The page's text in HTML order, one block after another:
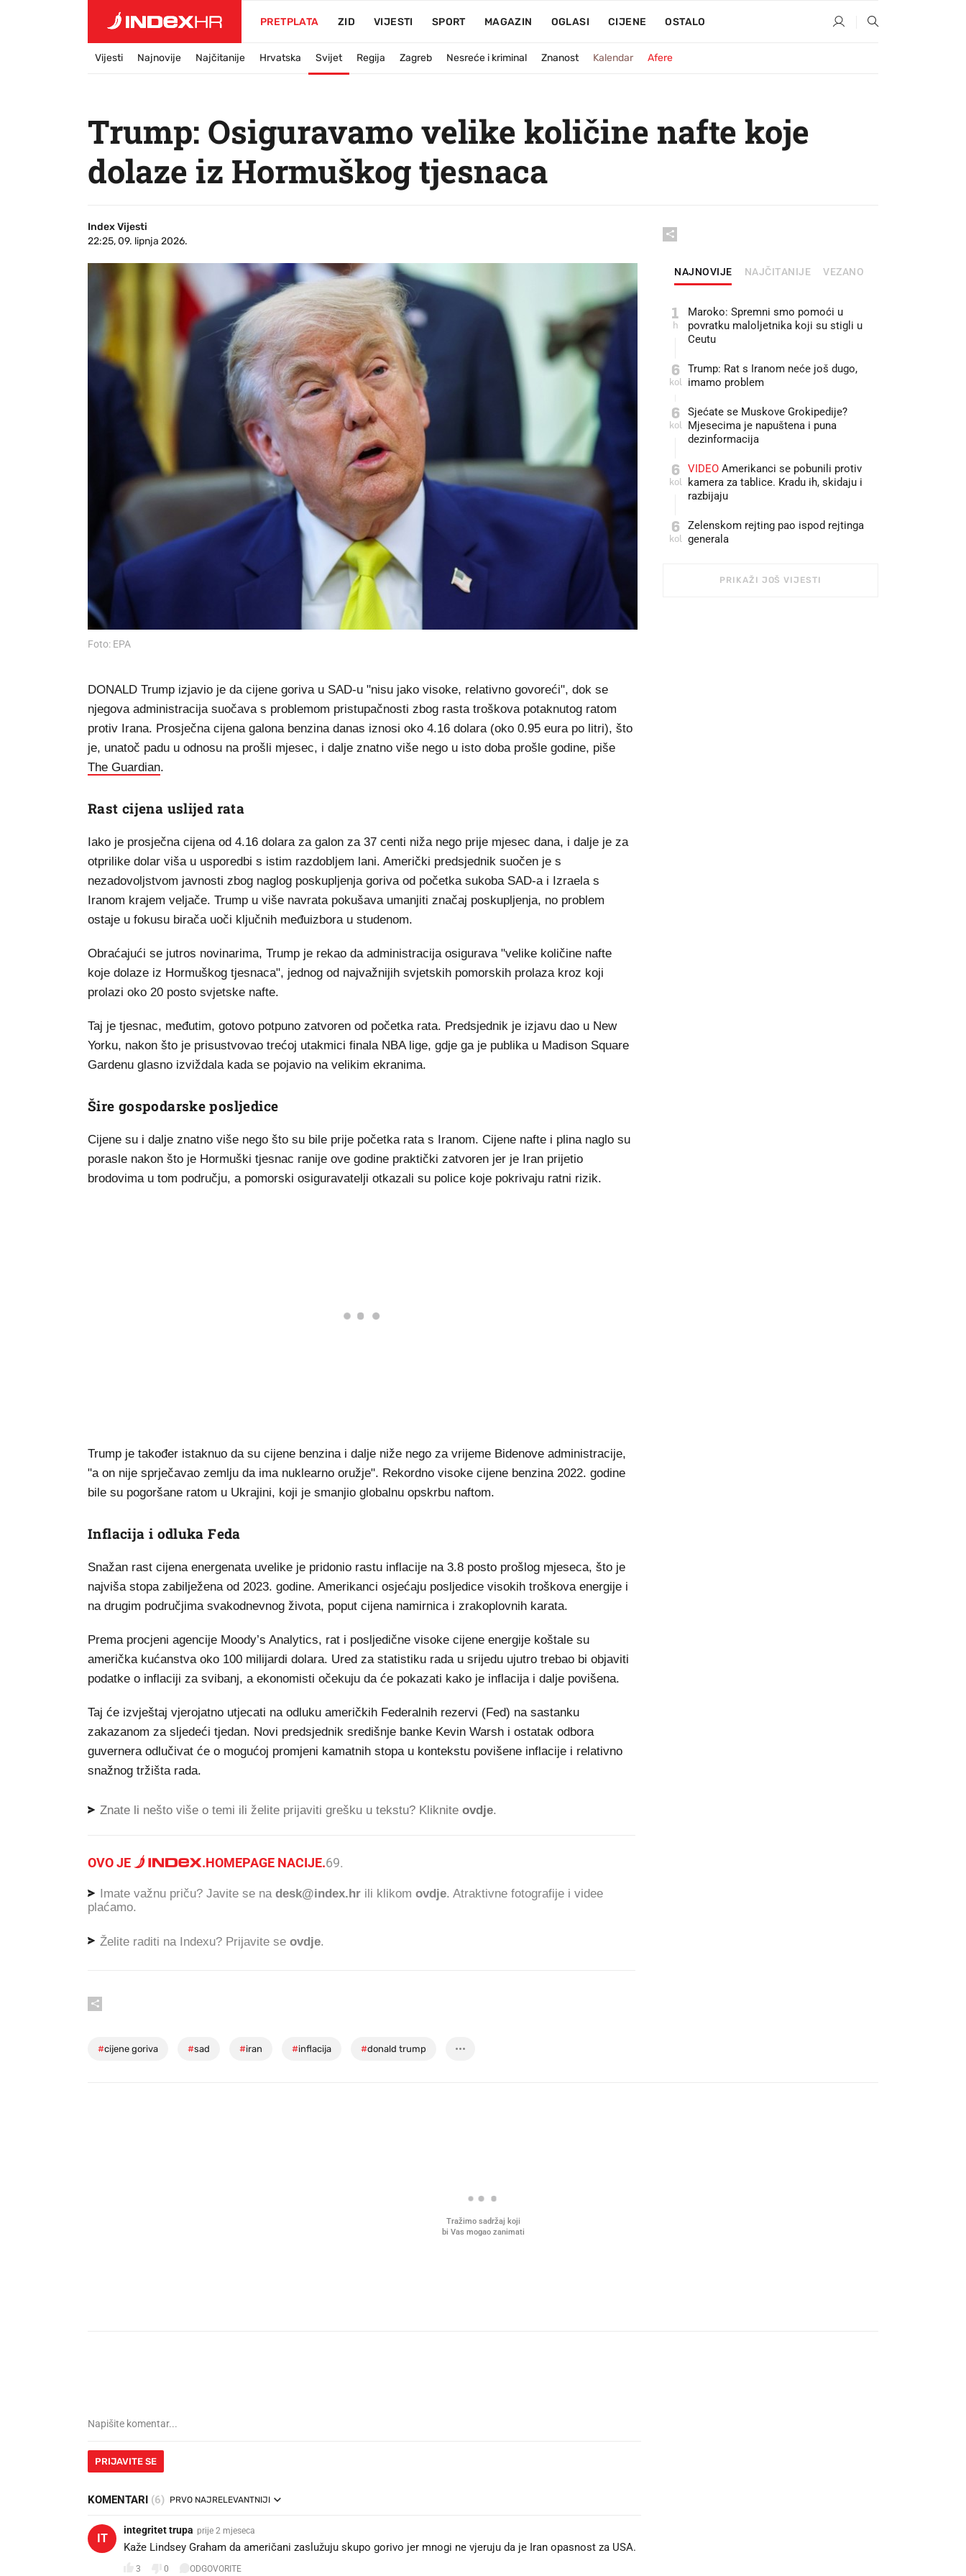
PRETPLATA ZID VIJESTI SPORT MAGAZIN OGLASI CIJENE OSTALO
Vijesti Najnovije Najčitanije Hrvatska Svijet Regija Zagreb Nesreće i kriminal Znanost Kalendar Afere
Trump: Osiguravamo velike količine nafte koje
dolaze iz Hormuškog tjesnaca
Index Vijesti
22:25, 09. lipnja 2026.
Foto: EPA
DONALD Trump izjavio je da cijene goriva u SAD-u "nisu jako visoke, relativno govoreći", dok se
njegova administracija suočava s problemom pristupačnosti zbog rasta troškova potaknutog ratom
protiv Irana. Prosječna cijena galona benzina danas iznosi oko 4.16 dolara (oko 0.95 eura po litri), što
je, unatoč padu u odnosu na prošli mjesec, i dalje znatno više nego u isto doba prošle godine, piše
The Guardian.
Rast cijena uslijed rata
Iako je prosječna cijena od 4.16 dolara za galon za 37 centi niža nego prije mjesec dana, i dalje je za
otprilike dolar viša u usporedbi s istim razdobljem lani. Američki predsjednik suočen je s
nezadovoljstvom javnosti zbog naglog poskupljenja goriva od početka sukoba SAD-a i Izraela s
Iranom krajem veljače. Trump u više navrata pokušava umanjiti značaj poskupljenja, no problem
ostaje u fokusu birača uoči ključnih međuizbora u studenom.
Obraćajući se jutros novinarima, Trump je rekao da administracija osigurava "velike količine nafte
koje dolaze iz Hormuškog tjesnaca", jednog od najvažnijih svjetskih pomorskih prolaza kroz koji
prolazi oko 20 posto svjetske nafte.
Taj je tjesnac, međutim, gotovo potpuno zatvoren od početka rata. Predsjednik je izjavu dao u New
Yorku, nakon što je prisustvovao trećoj utakmici finala NBA lige, gdje ga je publika u Madison Square
Gardenu glasno izviždala kada se pojavio na velikim ekranima.
Šire gospodarske posljedice
Cijene su i dalje znatno više nego što su bile prije početka rata s Iranom. Cijene nafte i plina naglo su
porasle nakon što je Hormuški tjesnac ranije ove godine praktički zatvoren jer je Iran prijetio
brodovima u tom području, a pomorski osiguravatelji otkazali su police koje pokrivaju ratni rizik.
Trump je također istaknuo da su cijene benzina i dalje niže nego za vrijeme Bidenove administracije,
"a on nije sprječavao zemlju da ima nuklearno oružje". Rekordno visoke cijene benzina 2022. godine
bile su pogoršane ratom u Ukrajini, koji je smanjio globalnu opskrbu naftom.
Inflacija i odluka Feda
Snažan rast cijena energenata uvelike je pridonio rastu inflacije na 3.8 posto prošlog mjeseca, što je
najviša stopa zabilježena od 2023. godine. Amerikanci osjećaju posljedice visokih troškova energije i
na drugim područjima svakodnevnog života, poput cijena namirnica i zrakoplovnih karata.
Prema procjeni agencije Moody’s Analytics, rat i posljedične visoke cijene energije koštale su
američka kućanstva oko 100 milijardi dolara. Ured za statistiku rada u srijedu ujutro trebao bi objaviti
podatke o inflaciji za svibanj, a ekonomisti očekuju da će pokazati kako je inflacija i dalje povišena.
Taj će izvještaj vjerojatno utjecati na odluku američkih Federalnih rezervi (Fed) na sastanku
zakazanom za sljedeći tjedan. Novi predsjednik središnje banke Kevin Warsh i ostatak odbora
guvernera odlučivat će o mogućoj promjeni kamatnih stopa u kontekstu povišene inflacije i relativno
snažnog tržišta rada.
Znate li nešto više o temi ili želite prijaviti grešku u tekstu? Kliknite ovdje.
OVO JE .HOMEPAGE NACIJE.69.229
Imate važnu priču? Javite se na desk@index.hr ili klikom ovdje. Atraktivne fotografije i videe
plaćamo.
Želite raditi na Indexu? Prijavite se ovdje.
#cijene goriva #sad #iran #inflacija #donald trump
NAJNOVIJE NAJČITANIJE VEZANO
1
h
Maroko: Spremni smo pomoći u
povratku maloljetnika koji su stigli u
Ceutu
6
kol
Trump: Rat s Iranom neće još dugo,
imamo problem
6
kol
Sjećate se Muskove Grokipedije?
Mjesecima je napuštena i puna
dezinformacija
6
kol
VIDEO Amerikanci se pobunili protiv
kamera za tablice. Kradu ih, skidaju i
razbijaju
6
kol
Zelenskom rejting pao ispod rejtinga
generala
PRIKAŽI JOŠ VIJESTI
Tražimo sadržaj koji
bi Vas mogao zanimati
PRIJAVITE SE
KOMENTARI (6) PRVO NAJRELEVANTNIJI
IT
integritet trupa prije 2 mjeseca
Kaže Lindsey Graham da američani zaslužuju skupo gorivo jer mnogi ne vjeruju da je Iran opasnost za USA.
3 0 ODGOVORITE